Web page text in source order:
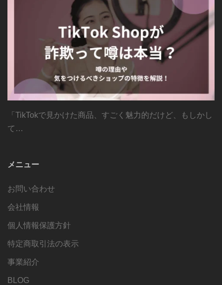
「TikTokで見かけた商品、すごく魅力的だけど、もしかし
て…
メニュー
お問い合わせ
会社情報
個人情報保護方針
特定商取引法の表示
事業紹介
BLOG